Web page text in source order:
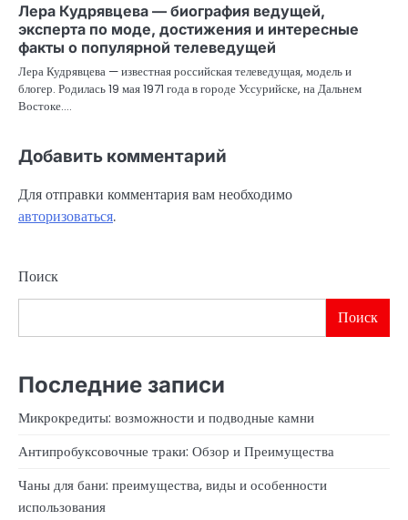
Лера Кудрявцева — биография ведущей,
эксперта по моде, достижения и интересные
факты о популярной телеведущей
Лера Кудрявцева — известная российская телеведущая, модель и
блогер. Родилась 19 мая 1971 года в городе Уссурийске, на Дальнем
Востоке.…
Добавить комментарий
Для отправки комментария вам необходимо
авторизоваться.
Поиск
Поиск
Последние записи
Микрокредиты: возможности и подводные камни
Антипробуксовочные траки: Обзор и Преимущества
Чаны для бани: преимущества, виды и особенности
использования